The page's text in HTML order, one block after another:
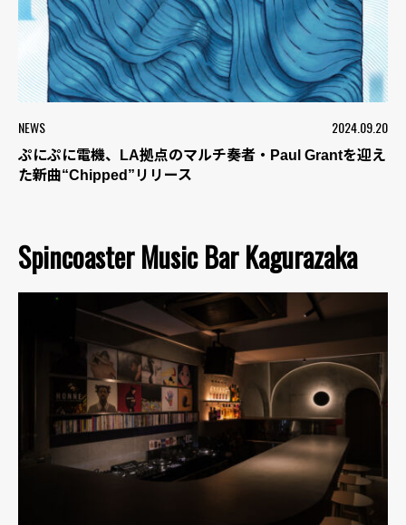
NEWS 2024.09.20
ぷにぷに電機、LA拠点のマルチ奏者・Paul Grantを迎え
た新曲“Chipped”リリース
Spincoaster Music Bar Kagurazaka